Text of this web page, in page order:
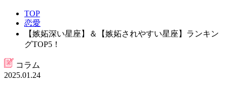
TOP
恋愛
【嫉妬深い星座】＆【嫉妬されやすい星座】ランキン
グTOP5！
コラム
2025.01.24